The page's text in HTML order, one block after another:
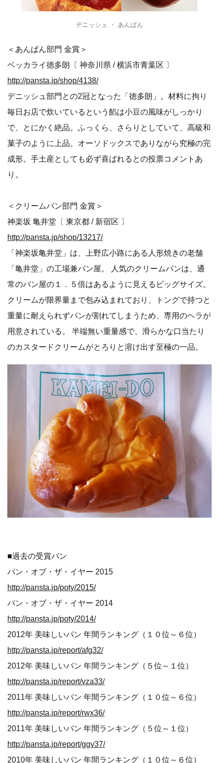
多く、焼き上かり待ちのお客で混み合う店内の情景はいつ
ものこと。金賞のデニッシュは季節ごとに食材がかわり季
＜あんぱん部門 金賞＞
ベッカライ徳多朗〔 神奈川県 / 横浜市青葉区 〕
http://pansta.jp/shop/4138/
デニッシュ部門との2冠となった「徳多朗」。材料に拘り
毎日お店で炊いているという餡は小豆の風味がしっかり
で、とにかく絶品。ふっくら、さらりとしていて、高級和
菓子のように上品。オーソドックスでありながら究極の完
成形。手土産としても必ず喜ばれるとの投票コメントあ
り。
神楽坂 亀井堂〔 東京都 / 新宿区 〕
http://pansta.jp/shop/13217/
「神楽坂亀井堂」は、上野広小路にある人形焼きの老舗
「亀井堂」の工場兼パン屋。 人気のクリームパンは、通
常のパン屋の１．５倍はあるように見えるビッグサイズ。
クリームが限界量まで包み込まれており、トングで持つと
重量に耐えられずパンが割れてしまうため、専用のヘラが
用意されている。 半端無い重量感で、滑らかな口当たり
のカスタードクリームがとろりと溶け出す至極の一品。
■過去の受賞パン
パン・オブ・ザ・イヤー 2015
http://pansta.jp/poty/2015/
パン・オブ・ザ・イヤー 2014